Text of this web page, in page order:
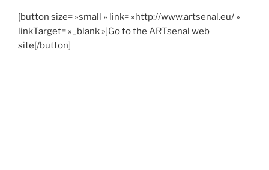
[button size= »small » link= »http://www.artsenal.eu/ »
linkTarget= »_blank »]Go to the ARTsenal web
site[/button]